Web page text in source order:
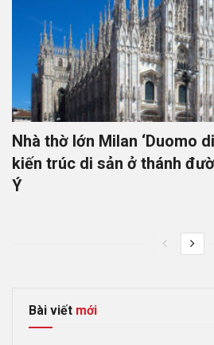
Nhà thờ lớn Milan ‘Duomo
kiến trúc di sản ở thánh
Ý
Bài viết mới